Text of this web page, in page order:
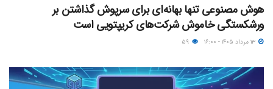
هوش مصنوعی تنها بهانه‌ای برای سرپوش گذاشتن بر
ورشکستگی خاموش شرکت‌های کریپتویی است